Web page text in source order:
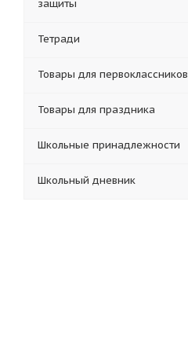
защиты
Тетради
Товары для первоклассников
Товары для праздника
Школьные принадлежности
Школьный дневник